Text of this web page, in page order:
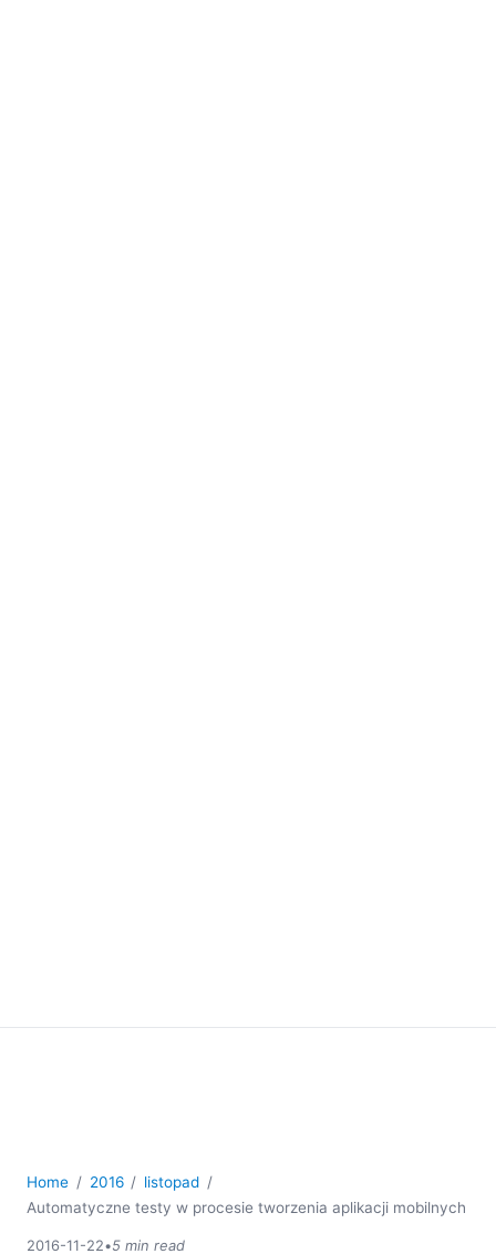
Home 2016
listopad
Automatyczne testy w procesie tworzenia aplikacji mobilnych
2016-11-22•5 min read